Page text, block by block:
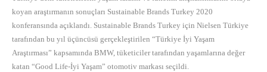
koyan araştırmanın sonuçları Sustainable Brands Turkey 2020
konferansında açıklandı. Sustainable Brands Turkey için Nielsen Türkiye
tarafından bu yıl üçüncüsü gerçekleştirilen “Türkiye İyi Yaşam
Araştırması” kapsamında BMW, tüketiciler tarafından yaşamlarına değer
katan “Good Life-İyi Yaşam” otomotiv markası seçildi.